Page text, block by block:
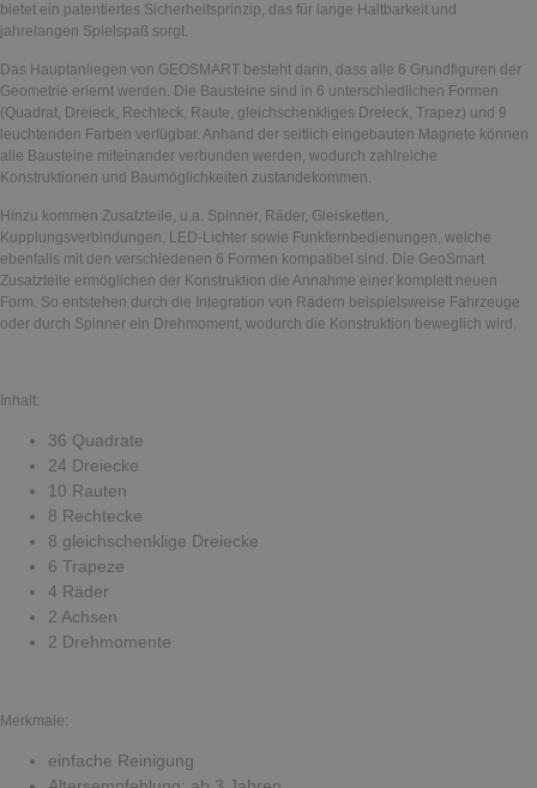
bietet ein patentiertes Sicherheitsprinzip, das für lange Haltbarkeit und
jahrelangen Spielspaß sorgt.
Das Hauptanliegen von GEOSMART besteht darin, dass alle 6 Grundfiguren der
Geometrie erlernt werden. Die Bausteine sind in 6 unterschiedlichen Formen
(Quadrat, Dreieck, Rechteck, Raute, gleichschenkliges Dreieck, Trapez) und 9
leuchtenden Farben verfügbar. Anhand der seitlich eingebauten Magnete können
alle Bausteine miteinander verbunden werden, wodurch zahlreiche
Konstruktionen und Baumöglichkeiten zustandekommen.
Hinzu kommen Zusatzteile, u.a. Spinner, Räder, Gleisketten,
Kupplungsverbindungen, LED-Lichter sowie Funkfernbedienungen, welche
ebenfalls mit den verschiedenen 6 Formen kompatibel sind. Die GeoSmart
Zusatzteile ermöglichen der Konstruktion die Annahme einer komplett neuen
Form. So entstehen durch die Integration von Rädern beispielsweise Fahrzeuge
oder durch Spinner ein Drehmoment, wodurch die Konstruktion beweglich wird.
Inhalt:
36 Quadrate
24 Dreiecke
10 Rauten
8 Rechtecke
8 gleichschenklige Dreiecke
6 Trapeze
4 Räder
2 Achsen
2 Drehmomente
Merkmale:
einfache Reinigung